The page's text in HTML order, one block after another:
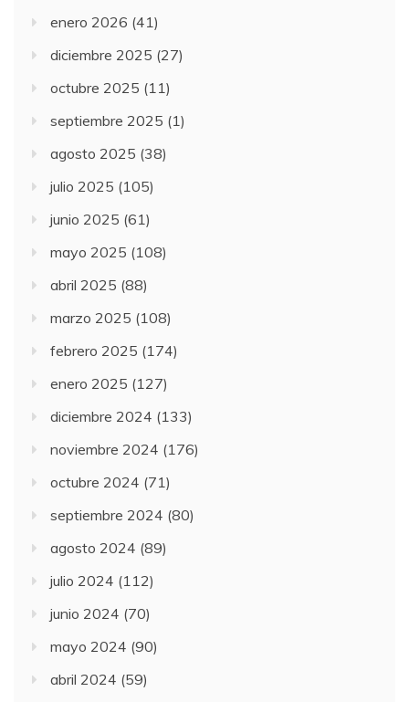
enero 2026 (41)
diciembre 2025 (27)
octubre 2025 (11)
septiembre 2025 (1)
agosto 2025 (38)
julio 2025 (105)
junio 2025 (61)
mayo 2025 (108)
abril 2025 (88)
marzo 2025 (108)
febrero 2025 (174)
enero 2025 (127)
diciembre 2024 (133)
noviembre 2024 (176)
octubre 2024 (71)
septiembre 2024 (80)
agosto 2024 (89)
julio 2024 (112)
junio 2024 (70)
mayo 2024 (90)
abril 2024 (59)